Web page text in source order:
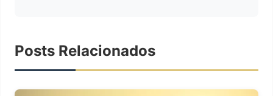
Posts Relacionados